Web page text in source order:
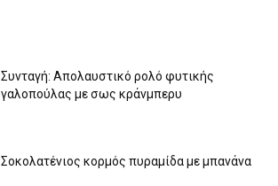
Συνταγή: Απολαυστικό ρολό φυτικής
γαλοπούλας με σως κράνμπερυ
Σοκολατένιος κορμός πυραμίδα με μπανάνα